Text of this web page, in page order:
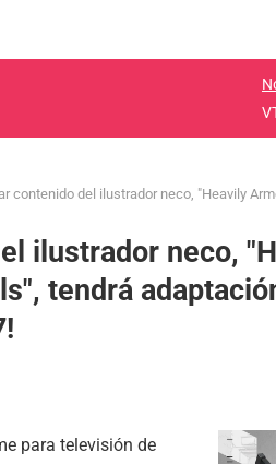
contenido del ilustrador neco, "Heavily
ilustrador neco,
tendrá
para televisión de